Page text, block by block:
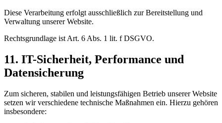
Diese Verarbeitung erfolgt ausschließlich zur Bereitstellung und
Verwaltung unserer Website.
Rechtsgrundlage ist Art. 6 Abs. 1 lit. f DSGVO.
11. IT-Sicherheit, Performance und
Datensicherung
Zum sicheren, stabilen und leistungsfähigen Betrieb unserer Website
setzen wir verschiedene technische Maßnahmen ein. Hierzu gehören
insbesondere: